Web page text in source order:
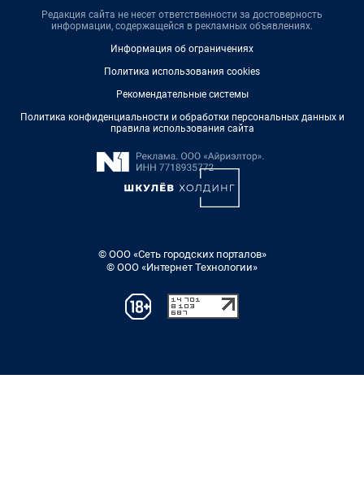
Редакция сайта не несет ответственности за достоверность
информации, содержащейся в рекламных объявлениях.
Информация об ограничениях
Политика использования cookies
Рекомендательные системы
Политика конфиденциальности и обработки персональных данных и
правила использования сайта
© ООО «Сеть городских порталов»
© ООО «Интернет Технологии»